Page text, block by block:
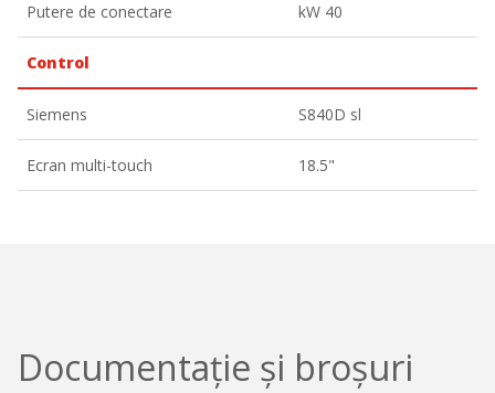
Putere de conectare kW 40
Control
Siemens S840D sl
Ecran multi-touch 18.5"
Documentație și broșuri